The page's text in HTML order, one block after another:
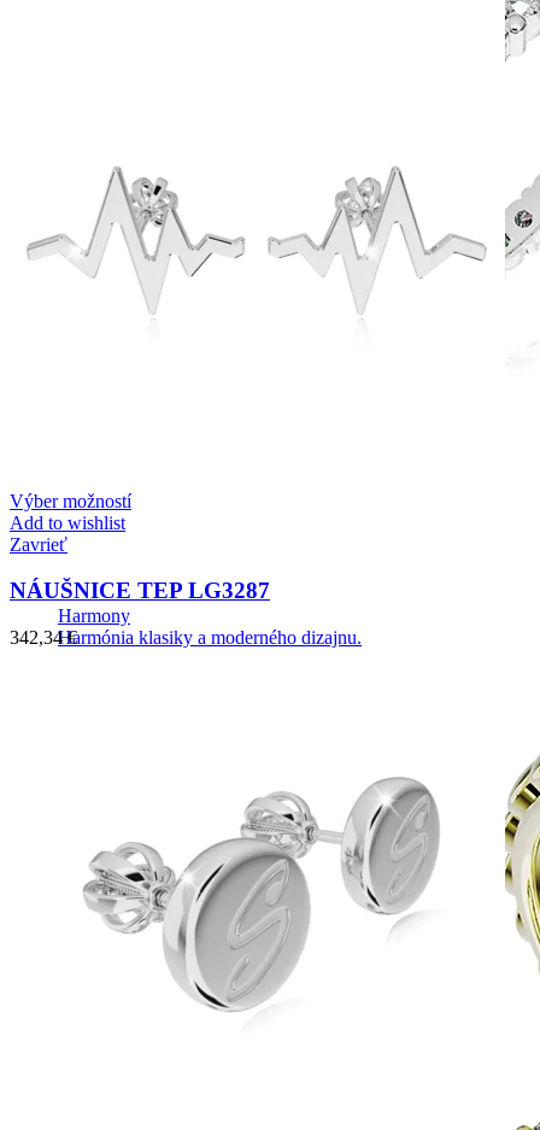
Harmony
Harmónia klasiky a moderného dizajnu.
Výber možností
Add to wishlist
Zavrieť
NÁUŠNICE TEP LG3287
342,34€